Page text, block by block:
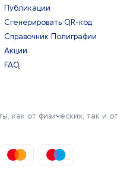
Публикации
Сгенерировать QR-код
Справочник Полиграфии
Акции
FAQ
как от физических, так и от